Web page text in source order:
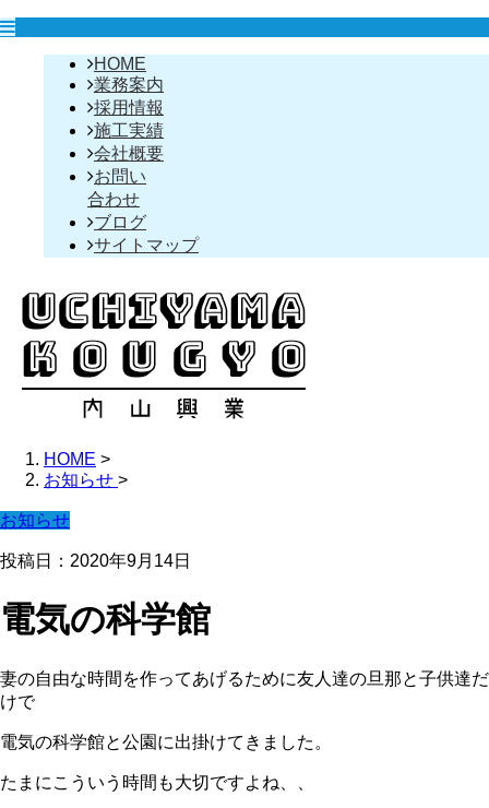
HOME
業務案内
採用情報
施工実績
会社概要
お問い
合わせ
ブログ
サイトマップ
HOME >
お知らせ >
お知らせ
投稿日：2020年9月14日
電気の科学館
妻の自由な時間を作ってあげるために友人達の旦那と子供達だ
けで
電気の科学館と公園に出掛けてきました。
たまにこういう時間も大切ですよね、、